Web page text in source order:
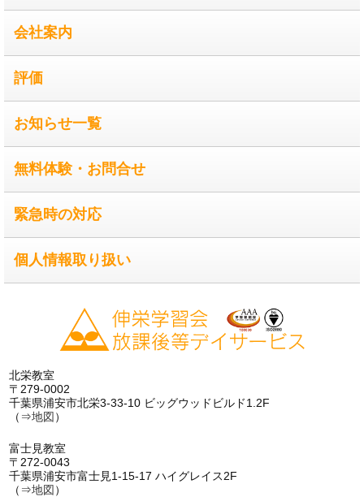
会社案内
評価
お知らせ一覧
無料体験・お問合せ
緊急時の対応
個人情報取り扱い
北栄教室
〒279-0002
千葉県浦安市北栄3-33-10 ビッグウッドビルド1.2F
（⇒地図 ）
富士見教室
〒272-0043
千葉県浦安市富士見1-15-17 ハイグレイス2F
（⇒地図 ）